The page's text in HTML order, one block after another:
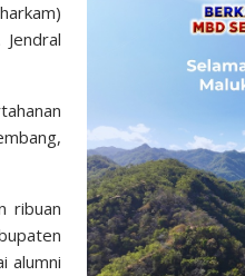
ribuan
alumni